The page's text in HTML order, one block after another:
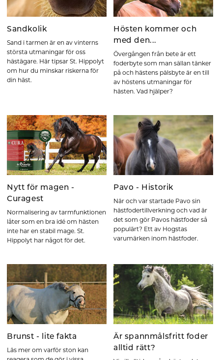
Sandkolik
Sand i tarmen är en av vinterns
största utmaningar för oss
hästägare. Här tipsar St. Hippolyt
om hur du minskar riskerna för
din häst.
Hösten kommer och
med den...
Övergången från bete är ett
foderbyte som man sällan tänker
på och hästens pälsbyte är en till
av höstens utmaningar för
hästen. Vad hjälper?
Nytt för magen -
Curagest
Normalisering av tarmfunktionen
låter som en bra idé om hästen
inte har en stabil mage. St.
Hippolyt har något för det.
Pavo - Historik
När och var startade Pavo sin
hästfodertillverkning och vad är
det som gör Pavos hästfoder så
populärt? Ett av Hogstas
varumärken inom hästfoder.
Brunst - lite fakta
Läs mer om varför ston kan
Är spannmålsfritt foder
alltid rätt?